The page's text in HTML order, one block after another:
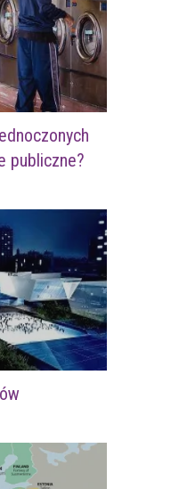
publiczne?